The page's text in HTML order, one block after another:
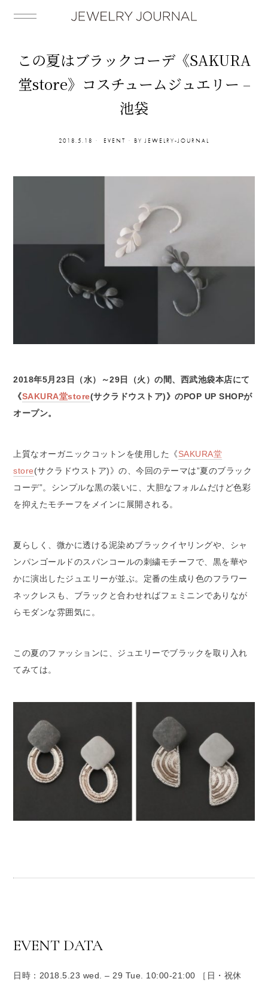
この夏はブラックコーデ《SAKURA
堂store》コスチュームジュエリー –
池袋
2018.5.18 EVENT BY JEWELRY-JOURNAL
2018年5月23日（水）～29日（火）の間、西武池袋本店にて
《SAKURA堂store(サクラドウストア)》のPOP UP SHOPが
オープン。
上質なオーガニックコットンを使用した《SAKURA堂
store(サクラドウストア)》の、今回のテーマは”夏のブラック
コーデ”。シンプルな黒の装いに、大胆なフォルムだけど色彩
を抑えたモチーフをメインに展開される。
夏らしく、微かに透ける泥染めブラックイヤリングや、シャ
ンパンゴールドのスパンコールの刺繍モチーフで、黒を華や
かに演出したジュエリーが並ぶ。定番の生成り色のフラワー
ネックレスも、ブラックと合わせればフェミニンでありなが
らモダンな雰囲気に。
この夏のファッションに、ジュエリーでブラックを取り入れ
てみては。
EVENT DATA
日時：2018.5.23 wed. – 29 Tue. 10:00-21:00 ［日・祝休